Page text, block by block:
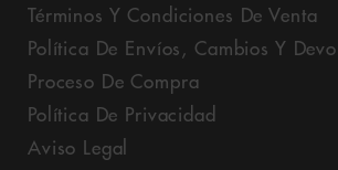
Términos Y Condiciones De Venta
Política De Envíos, Cambios Y
Proceso De Compra
Política De Privacidad
Aviso Legal